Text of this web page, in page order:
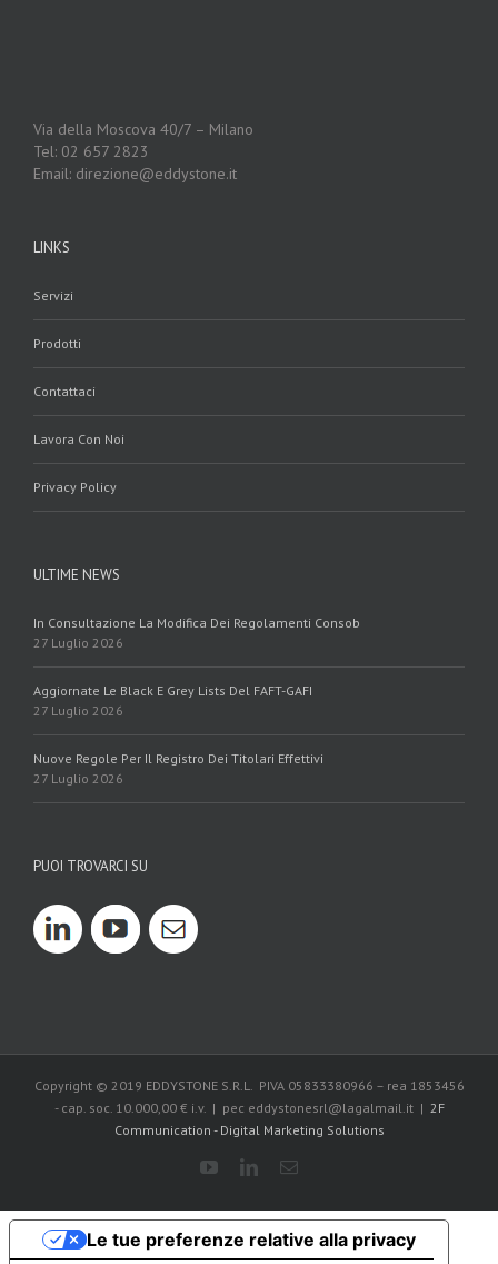
Via della Moscova 40/7 – Milano
Tel: 02 657 2823
Email: direzione@eddystone.it
LINKS
Servizi
Prodotti
Contattaci
Lavora Con Noi
Privacy Policy
ULTIME NEWS
In Consultazione La Modifica Dei Regolamenti Consob
27 Luglio 2026
Aggiornate Le Black E Grey Lists Del FAFT-GAFI
27 Luglio 2026
Nuove Regole Per Il Registro Dei Titolari Effettivi
27 Luglio 2026
PUOI TROVARCI SU
Copyright © 2019 EDDYSTONE S.R.L. PIVA 05833380966 – rea 1853456
- cap. soc. 10.000,00 € i.v. | pec eddystonesrl@lagalmail.it | 2F
Communication - Digital Marketing Solutions
Le tue preferenze relative alla privacy